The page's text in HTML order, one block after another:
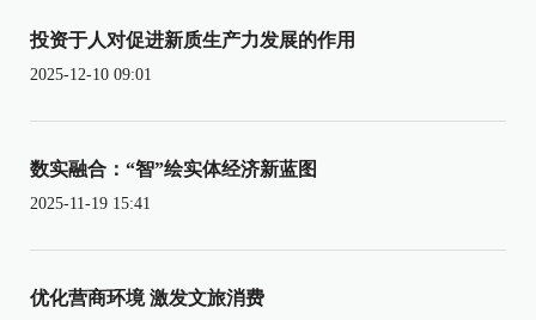
投资于人对促进新质生产力发展的作用
2025-12-10 09:01
数实融合：“智”绘实体经济新蓝图
2025-11-19 15:41
优化营商环境 激发文旅消费